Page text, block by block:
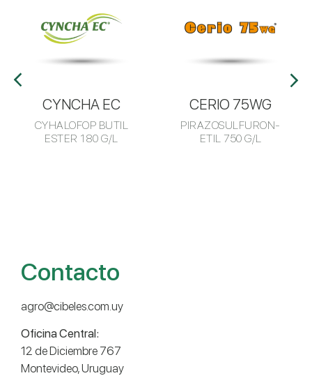
CYNCHA EC
CYHALOFOP BUTIL
ESTER 180 G/L
CERIO 75WG
PIRAZOSULFURON-
ETIL 750 G/L
Contacto
agro@cibeles.com.uy
Oficina Central:
12 de Diciembre 767
Montevideo, Uruguay